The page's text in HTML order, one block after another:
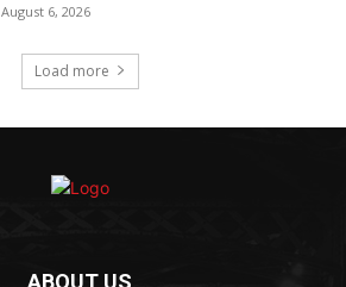
August 6, 2026
Load more
ABOUT US